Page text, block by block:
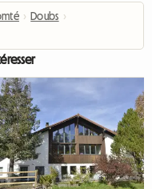
› Doubs ›